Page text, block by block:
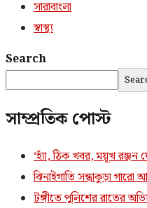
সারাবাংলা
স্বাস্থ্য
Search
সাম্প্রতিক পোস্ট
‘হ্যাঁ, ঠিক খবর, ময়ূখ রঞ্জন
ঝিনাইগাতি সন্ধাকুড়া গারো
টঙ্গীতে পুলিশের রাতের